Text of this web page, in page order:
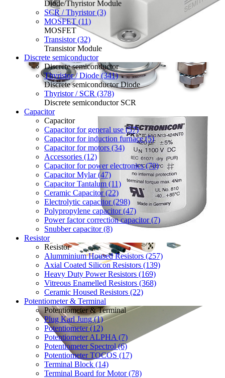
Diode/Thyristor Module
SCR / Thyristor (3)
MOSFET (11)
MOSFET
Transistor (32)
Transistor Module
Discrete semiconductor
Discrete semiconductor
Thyristor / Diode (341)
Discrete semiconductor Diode
Thyristor / SCR (378)
Discrete semiconductor SCR
Capacitor
Capacitor
Capacitor for general use (57)
Capacitor for induction furnace (5)
Capacitor for motors (34)
Accessories (12)
Capacitor for power electronics (70)
Capacitor Mylar (47)
Capacitor Tantalum (11)
Ceramic Capacitor (22)
Electrolytic capacitor (298)
Polypropylene capacitor (47)
Power factor correction capacitor (7)
Snubber capacitor (8)
Resistor
Resistor
Alumminium Housed Resistors (257)
Axial Coated Silicon Resistors (139)
Heavy Duty Power Resistors (169)
Vitreous Enamelled Resistors (368)
Ceramic Housed Resistors (22)
Potentiometer & Terminal
Potentiometer & Terminal
Plug Karl Jung (1)
Potentiometer (12)
Potentiometer ALPHA (7)
Potentiometer Spectrol (6)
Potentiometer TOCOS (17)
Terminal Block (14)
Terminal Board for Motor (78)